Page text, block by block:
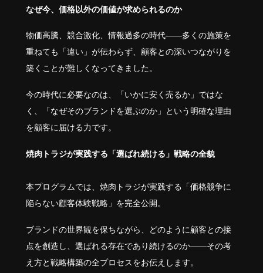
なぜ今、価格以外の価値が求められるのか
物価高騰、競合激化、情報過多の時代——多くの施策を
重ねても「違い」が伝わらず、顧客との深いつながりを
築くことが難しくなってきました。
今の時代に必要なのは、「いかに安く売るか」ではな
く、「なぜそのブランドを選ぶのか」という明確な理由
を顧客に届ける力です。
焼肉トラジが実践する「選ばれ続ける」戦略の全貌
本プログラムでは、焼肉トラジが実践する「価格競争に
陥らない顧客体験戦略」を完全公開。
ブランドの世界観を保ちながら、どのように顧客との接
点を創造し、選ばれる存在であり続けるのか——その考
え方と戦略構築の全プロセスをお伝えします。